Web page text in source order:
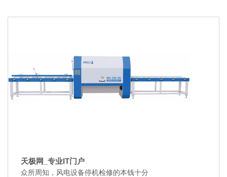
天极网_专业IT门户
众所周知，风电设备停机检修的本钱十分